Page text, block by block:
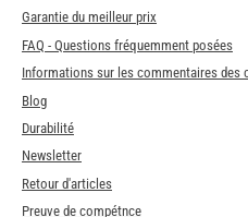
Garantie du meilleur prix
FAQ - Questions fréquemment posées
Informations sur les commentaires des
Blog
Durabilité
Newsletter
Retour d'articles
Preuve de compétnce